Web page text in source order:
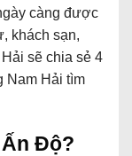
càng được
khách sạn,
sẽ chia sẻ 4
Nam Hải tìm
Độ?